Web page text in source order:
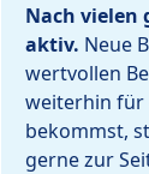
Nach vielen
aktiv. Neue
wertvollen
weiterhin für
bekommst,
gerne zur